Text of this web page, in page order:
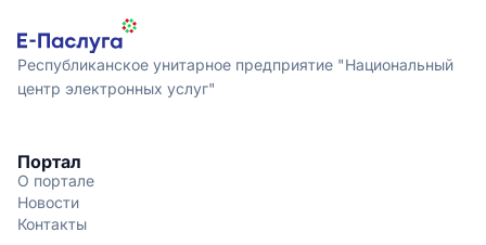
Республиканское унитарное предприятие "Национальный
центр электронных услуг"
Портал
О портале
Новости
Контакты